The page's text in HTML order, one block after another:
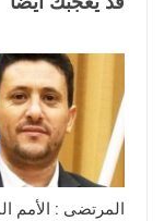
المرتضى : الأمم